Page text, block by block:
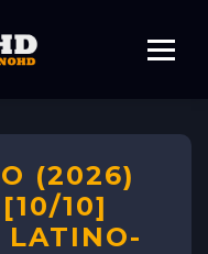
(2026)
10]